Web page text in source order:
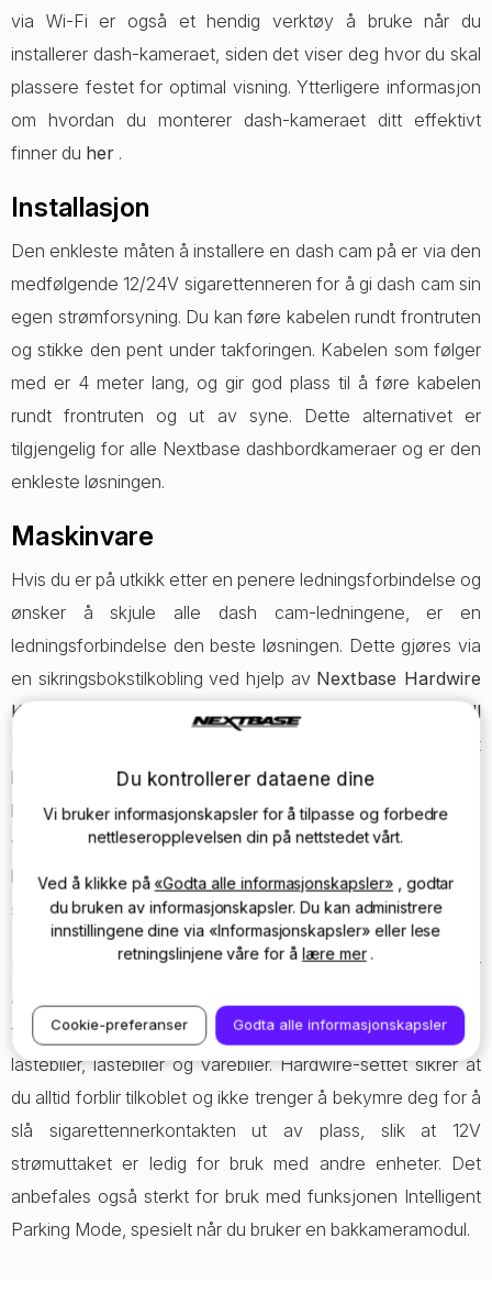
via Wi-Fi er også et hendig verktøy å bruke når du
installerer dash-kameraet, siden det viser deg hvor du skal
plassere festet for optimal visning. Ytterligere informasjon
om hvordan du monterer dash-kameraet ditt effektivt
finner du her .
Installasjon
Den enkleste måten å installere en dash cam på er via den
medfølgende 12/24V sigarettenneren for å gi dash cam sin
egen strømforsyning. Du kan føre kabelen rundt frontruten
og stikke den pent under takforingen. Kabelen som følger
med er 4 meter lang, og gir god plass til å føre kabelen
rundt frontruten og ut av syne. Dette alternativet er
tilgjengelig for alle Nextbase dashbordkameraer og er den
enkleste løsningen.
Maskinvare
Hvis du er på utkikk etter en penere ledningsforbindelse og
ønsker å skjule alle dash cam-ledningene, er en
ledningsforbindelse den beste løsningen. Dette gjøres via
en sikringsbokstilkobling ved hjelp av Nextbase Hardwire
Kit
. Nextbase har nylig lansert en
profesjonell
direkte via nettstedet, når det
kjøpes med en dash-kamera, for å få montert front- og
bakkameraet ditt av en utdannet ingeniør på et sted du
velger. Bakvinduskameraet kan også monteres på
bakspeilet med den medfølgende 6,5 meter lange kabelen
skjult under takforingen og ute av syne.
Dash-kameraet kobles til sikringsskapet ditt, noe som betyr
at ingen ledninger vises og er skjult for innsyn. Hardwire-
tilpasning kan gjøres på en rekke kjøretøy, inkludert biler,
lastebiler, lastebiler og varebiler. Hardwire-settet sikrer at
du alltid forblir tilkoblet og ikke trenger å bekymre deg for å
slå sigarettennerkontakten ut av plass, slik at 12V
strømuttaket er ledig for bruk med andre enheter. Det
anbefales også sterkt for bruk med funksjonen Intelligent
Parking Mode, spesielt når du bruker en bakkameramodul.
Du kontrollerer dataene dine
Vi bruker informasjonskapsler for å tilpasse og forbedre
nettleseropplevelsen din på nettstedet vårt.
Ved å klikke på «Godta alle informasjonskapsler» , godtar
du bruken av informasjonskapsler. Du kan administrere
innstillingene dine via «Informasjonskapsler» eller lese
retningslinjene våre for ålære mer.
Cookie-preferanser Godta alle informasjonskapsler